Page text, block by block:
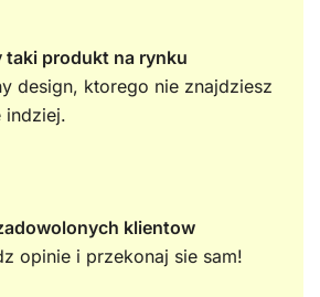
taki produkt na rynku
design, ktorego nie znajdziesz
indziej.
klientow
opinie i przekonaj sie sam!